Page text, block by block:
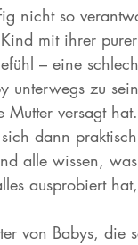
nicht so
mit ihrer
– eine
unterwegs zu
Mutter versagt
sich dann
alle wissen,
ausprobiert
von Babys,